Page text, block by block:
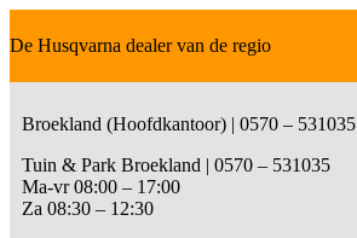
De Husqvarna dealer van de regio
Broekland (Hoofdkantoor) | 0570 – 531035
Tuin & Park Broekland | 0570 – 531035
Ma-vr 08:00 – 17:00
Za 08:30 – 12:30